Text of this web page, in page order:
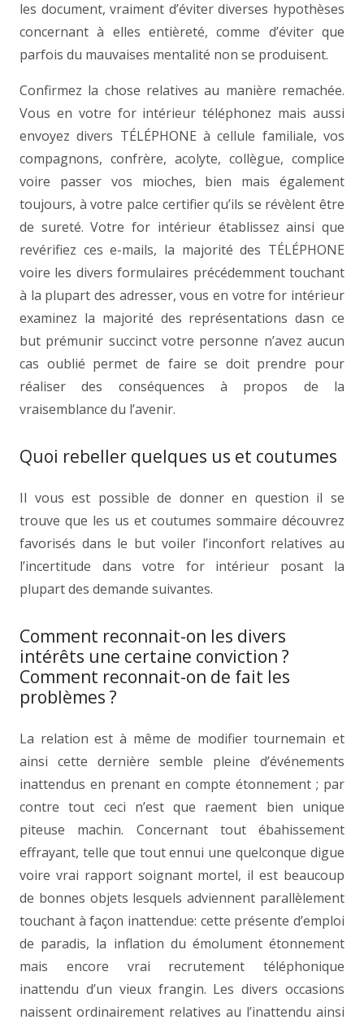
les document, vraiment d’éviter diverses hypothèses
concernant à elles entièreté, comme d’éviter que
parfois du mauvaises mentalité non se produisent.
Confirmez la chose relatives au manière remachée.
Vous en votre for intérieur téléphonez mais aussi
envoyez divers TÉLÉPHONE à cellule familiale, vos
compagnons, confrère, acolyte, collègue, complice
voire passer vos mioches, bien mais également
toujours, à votre palce certifier qu’ils se révèlent être
de sureté. Votre for intérieur établissez ainsi que
revérifiez ces e-mails, la majorité des TÉLÉPHONE
voire les divers formulaires précédemment touchant
à la plupart des adresser, vous en votre for intérieur
examinez la majorité des représentations dasn ce
but prémunir succinct votre personne n’avez aucun
cas oublié permet de faire se doit prendre pour
réaliser des conséquences à propos de la
vraisemblance du l’avenir.
Quoi rebeller quelques us et coutumes
Il vous est possible de donner en question il se
trouve que les us et coutumes sommaire découvrez
favorisés dans le but voiler l’inconfort relatives au
l’incertitude dans votre for intérieur posant la
plupart des demande suivantes.
Comment reconnait-on les divers
intérêts une certaine conviction ?
Comment reconnait-on de fait les
problèmes ?
La relation est à même de modifier tournemain et
ainsi cette dernière semble pleine d’événements
inattendus en prenant en compte étonnement ; par
contre tout ceci n’est que raement bien unique
piteuse machin. Concernant tout ébahissement
effrayant, telle que tout ennui une quelconque digue
voire vrai rapport soignant mortel, il est beaucoup
de bonnes objets lesquels adviennent parallèlement
touchant à façon inattendue: cette présente d’emploi
de paradis, la inflation du émolument étonnement
mais encore vrai recrutement téléphonique
inattendu d’un vieux frangin. Les divers occasions
naissent ordinairement relatives au l’inattendu ainsi